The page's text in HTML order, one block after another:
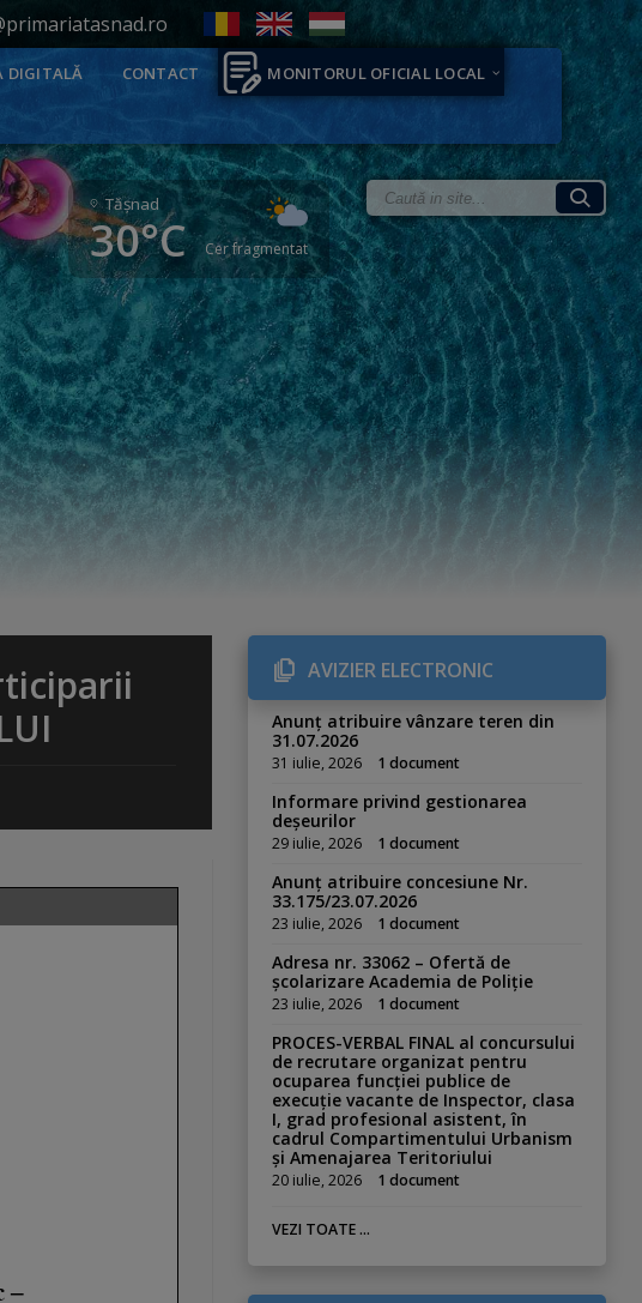
DIGITALĂ CONTACT MONITORUL OFICIAL LOCAL
Tăşnad
30°C Cer fragmentat
AVIZIER ELECTRONIC
Anunț atribuire vânzare teren din
31.07.2026
31 iulie, 2026 1 document
Informare privind gestionarea
deșeurilor
29 iulie, 2026 1 document
Anunț atribuire concesiune Nr.
33.175/23.07.2026
23 iulie, 2026 1 document
Adresa nr. 33062 – Ofertă de
școlarizare Academia de Poliție
23 iulie, 2026 1 document
PROCES-VERBAL FINAL al concursului
de recrutare organizat pentru
ocuparea funcției publice de
execuție vacante de Inspector, clasa
I, grad profesional asistent, în
cadrul Compartimentului Urbanism
și Amenajarea Teritoriului
20 iulie, 2026 1 document
VEZI TOATE ...